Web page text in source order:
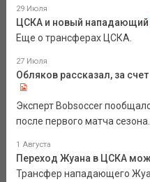
29 Июля
ЦСКА и новый нападающий
Еще о трансферах ЦСКА.
27 Июля
Обляков рассказал, за
Эксперт Bobsoccer
после первого матча сезона.
1 Августа
Переход Жуана в ЦСКА
Трансфер нападающего